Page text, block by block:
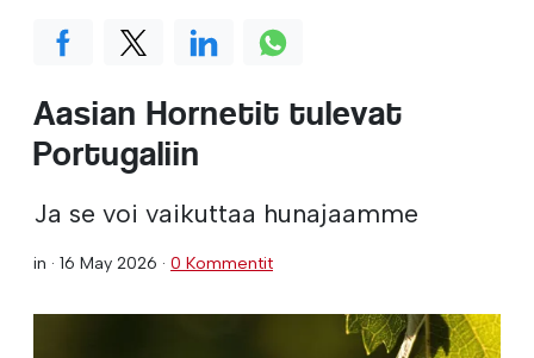
Aasian Hornetit tulevat
Portugaliin
Ja se voi vaikuttaa hunajaamme
in · 16 May 2026 · 0 Kommentit